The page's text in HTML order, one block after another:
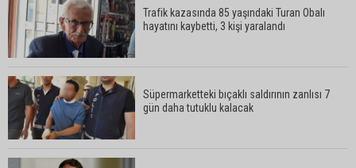
Trafik kazasında 85 yaşındaki Turan Obalı
hayatını kaybetti, 3 kişi yaralandı
Süpermarketteki bıçaklı saldırının zanlısı 7
gün daha tutuklu kalacak